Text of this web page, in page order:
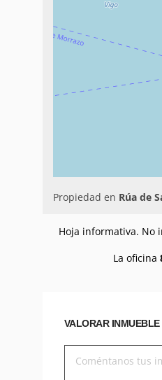
Propiedad en Rúa de
Hoja informativa. No
La oficina
VALORAR INMUEBLE